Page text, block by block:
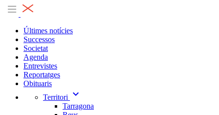
Últimes notícies
Successos
Societat
Agenda
Entrevistes
Reportatges
Obituaris
Territori
expand_more
Tarragona